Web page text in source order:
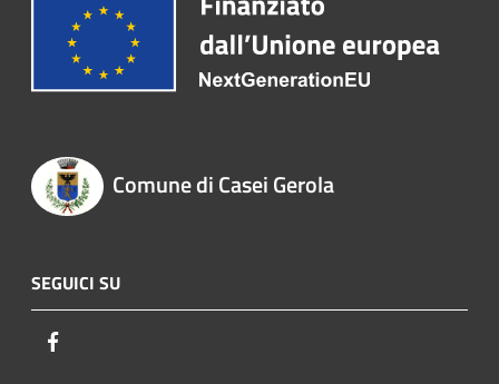
Comune di Casei Gerola
SEGUICI SU